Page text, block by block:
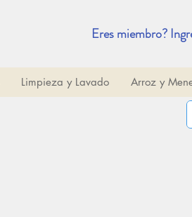
Eres miembro?
Limpieza y Lavado Arroz y